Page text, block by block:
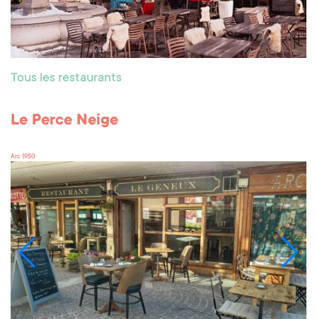
Tous les restaurants
Le Perce Neige
Arc 1950